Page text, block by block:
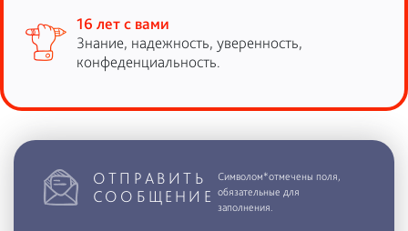
16 лет с вами
Знание, надежность, уверенность,
конфеденциальность.
ОТПРАВИТЬ
СООБЩЕНИЕ
Символом*отмечены поля,
обязательные для
заполнения.